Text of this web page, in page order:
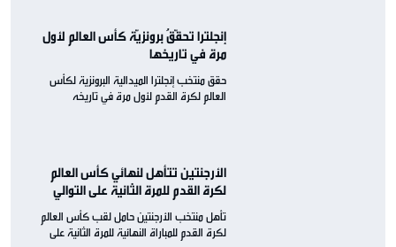
إنجلترا تحقّقُ برونزيّة كأس العالم لأول
مرة في تاريخها
حقق منتخب إنجلترا الميدالية البرونزية لكأس
العالم لكرة القدم لأول مرة في تاريخه
الأرجنتين تتأهل لنهائي كأس العالم
لكرة القدم للمرة الثانية على التوالي
تأهل منتخب الأرجنتين حامل لقب كأس العالم
لكرة القدم للمباراة النهائية للمرة الثانية على